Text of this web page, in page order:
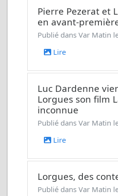
Pierre Pezerat et
en avant-
Publié dans Var Matin
Lire
Luc Dardenne
Lorgues son film
inconnue
Publié dans Var Matin
Lire
Lorgues, des
Publié dans Var Matin